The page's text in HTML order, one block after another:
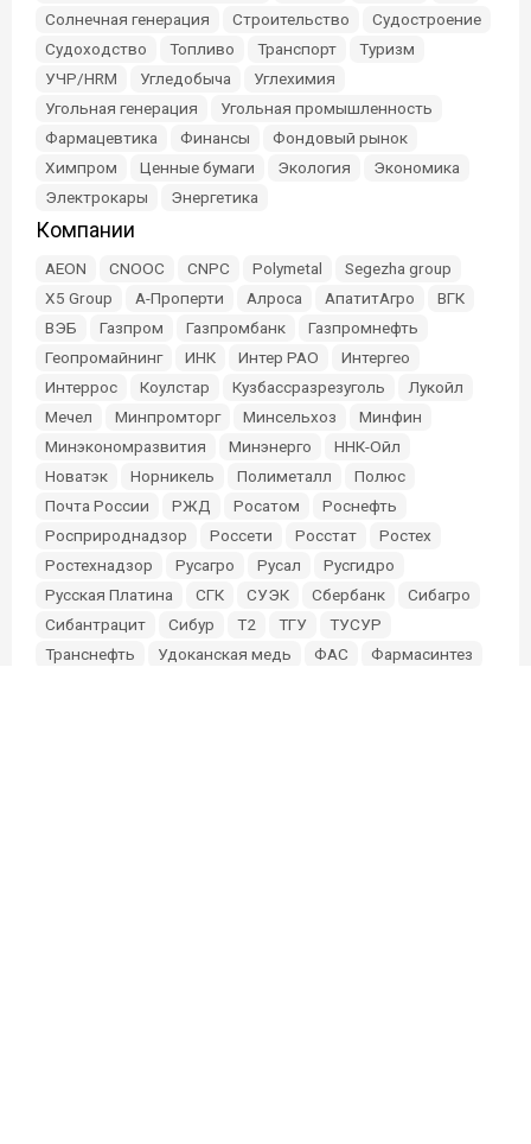
Солнечная генерация
Строительство
Судостроение
Судоходство
Топливо Транспорт
Туризм
УЧР/HRM
Угледобыча
Углехимия
Угольная генерация
Угольная промышленность
Фармацевтика
Финансы
Фондовый рынок
Химпром
Ценные бумаги Экология
Экономика
Электрокары
Энергетика
Компании
AEON CNOOC CNPC Polymetal
Segezha group
X5 Group
А-Проперти Алроса АпатитАгро
ВГК
ВЭБ
Газпром Газпромбанк
Газпромнефть
Геопромайнинг
ИНК Интер РАО
Интергео
Интеррос
Коулстар Кузбассразрезуголь
Лукойл
Мечел
Минпромторг Минсельхоз
Минфин
Минэкономразвития
Минэнерго
ННК-Ойл
Новатэк
Норникель Полиметалл
Полюс
Почта России
РЖД Росатом
Роснефть
Росприроднадзор
Россети Росстат
Ростех
Ростехнадзор
Русагро Русал
Русгидро
Русская Платина
СГК СУЭК Сбербанк
Сибагро
Сибантрацит
Сибур Т2 ТГУ
ТУСУР
Транснефть
Удоканская медь ФАС
Фармасинтез